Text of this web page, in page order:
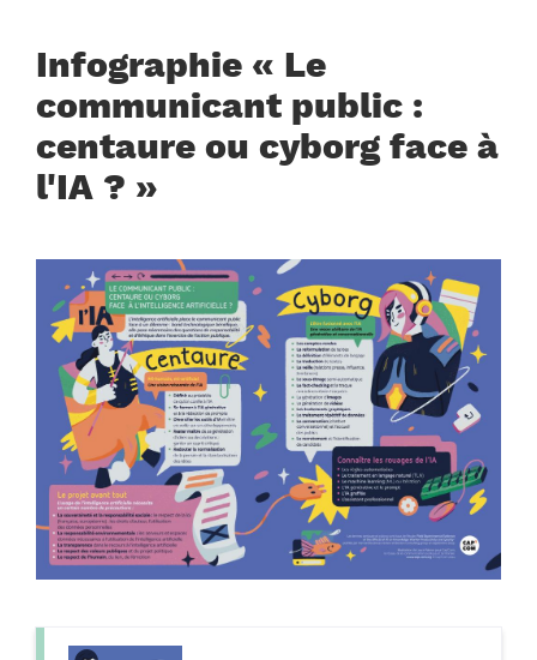
Infographie « Le
communicant public :
centaure ou cyborg face à
l'IA ? »